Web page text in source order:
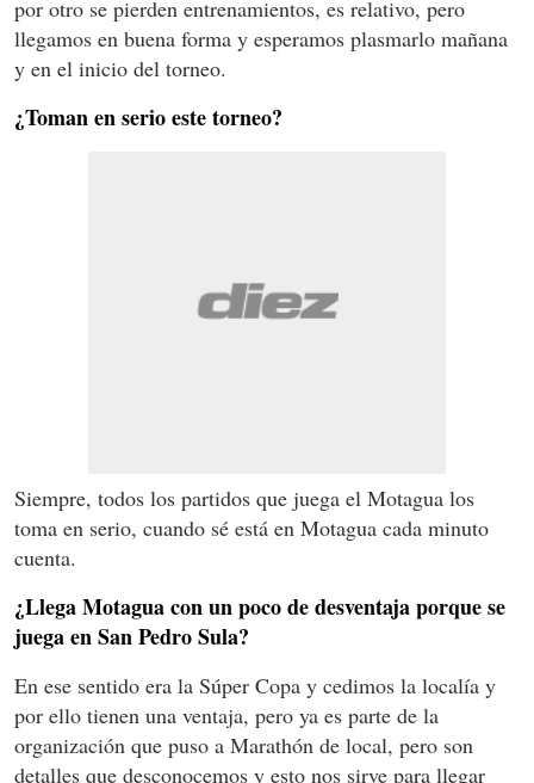
por otro se pierden entrenamientos, es relativo, pero
llegamos en buena forma y esperamos plasmarlo mañana
y en el inicio del torneo.
¿Toman en serio este torneo?
Siempre, todos los partidos que juega el Motagua los
toma en serio, cuando sé está en Motagua cada minuto
cuenta.
¿Llega Motagua con un poco de desventaja porque se
juega en San Pedro Sula?
En ese sentido era la Súper Copa y cedimos la localía y
por ello tienen una ventaja, pero ya es parte de la
organización que puso a Marathón de local, pero son
detalles que desconocemos y esto nos sirve para llegar